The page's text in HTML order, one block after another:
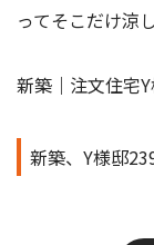
ってそこだけ涼
新築｜注文住宅
新築、Y様邸